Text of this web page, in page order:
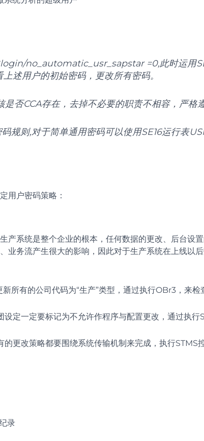
login/no_automatic_usr_sapstar =0,此时运用
述用户的初始密码，更改所有密码。
是否CCA存在，去掉不必要的职责不相容，严格
规则,对于简单通用密码可以使用SE16运行表
用户密码策略：
产系统是整个企业的根本，任何数据的更改、后台设
业务流产生很大的影响，因此对于生产系统在上线以
所有的公司代码为“生产”类型，通过执行OBr3，来检
定一定要标记为不允许作程序与配置更改，通过执行
更改策略都要围绕系统传输机制来完成，执行STMS
录